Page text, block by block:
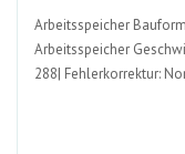
Arbeitsspeicher
Arbeitsspeicher
288| Fehlerkorrektur: